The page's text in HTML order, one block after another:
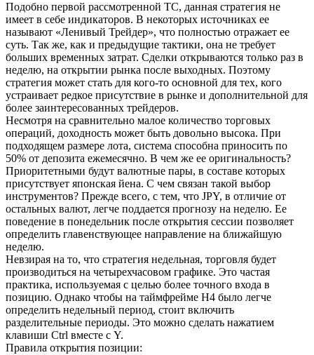
Подобно первой рассмотренной ТС, данная стратегия не
имеет в себе индикаторов. В некоторых источниках ее
называют «Ленивый Трейдер», что полностью отражает ее
суть. Так же, как и предыдущие тактики, она не требует
больших временных затрат. Сделки открываются только раз в
неделю, на открытии рынка после выходных. Поэтому
стратегия может стать для кого-то основной для тех, кого
устраивает редкое присутствие в рынке и дополнительной для
более заинтересованных трейдеров.
Несмотря на сравнительно малое количество торговых
операций, доходность может быть довольно высока. При
подходящем размере лота, система способна приносить по
50% от депозита ежемесячно. В чем же ее оригинальность?
Приоритетными будут валютные пары, в составе которых
присутствует японская йена. С чем связан такой выбор
инструментов? Прежде всего, с тем, что JPY, в отличие от
остальных валют, легче поддается прогнозу на неделю. Ее
поведение в понедельник после открытия сессии позволяет
определить главенствующее направление на ближайшую
неделю.
Невзирая на то, что стратегия недельная, торговля будет
производиться на четырехчасовом графике. Это частая
практика, используемая с целью более точного входа в
позицию. Однако чтобы на таймфрейме Н4 было легче
определить недельный период, стоит включить
разделительные периоды. Это можно сделать нажатием
клавиши Сtrl вместе с Y.
Правила открытия позиции: